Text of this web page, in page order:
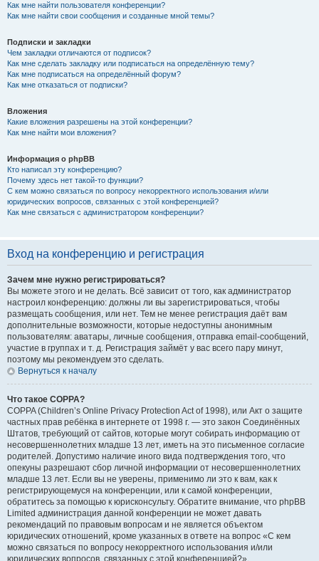
Как мне найти пользователя конференции?
Как мне найти свои сообщения и созданные мной темы?
Подписки и закладки
Чем закладки отличаются от подписок?
Как мне сделать закладку или подписаться на определённую тему?
Как мне подписаться на определённый форум?
Как мне отказаться от подписки?
Вложения
Какие вложения разрешены на этой конференции?
Как мне найти мои вложения?
Информация о phpBB
Кто написал эту конференцию?
Почему здесь нет такой-то функции?
С кем можно связаться по вопросу некорректного использования и/или
юридических вопросов, связанных с этой конференцией?
Как мне связаться с администратором конференции?
Вход на конференцию и регистрация
Зачем мне нужно регистрироваться?
Вы можете этого и не делать. Всё зависит от того, как администратор
настроил конференцию: должны ли вы зарегистрироваться, чтобы
размещать сообщения, или нет. Тем не менее регистрация даёт вам
дополнительные возможности, которые недоступны анонимным
пользователям: аватары, личные сообщения, отправка email-сообщений,
участие в группах и т. д. Регистрация займёт у вас всего пару минут,
поэтому мы рекомендуем это сделать.
Вернуться к началу
Что такое COPPA?
COPPA (Children’s Online Privacy Protection Act of 1998), или Акт о защите
частных прав ребёнка в интернете от 1998 г. — это закон Соединённых
Штатов, требующий от сайтов, которые могут собирать информацию от
несовершеннолетних младше 13 лет, иметь на это письменное согласие
родителей. Допустимо наличие иного вида подтверждения того, что
опекуны разрешают сбор личной информации от несовершеннолетних
младше 13 лет. Если вы не уверены, применимо ли это к вам, как к
регистрирующемуся на конференции, или к самой конференции,
обратитесь за помощью к юрисконсульту. Обратите внимание, что phpBB
Limited администрация данной конференции не может давать
рекомендаций по правовым вопросам и не является объектом
юридических отношений, кроме указанных в ответе на вопрос «С кем
можно связаться по вопросу некорректного использования и/или
юридических вопросов, связанных с этой конференцией?».